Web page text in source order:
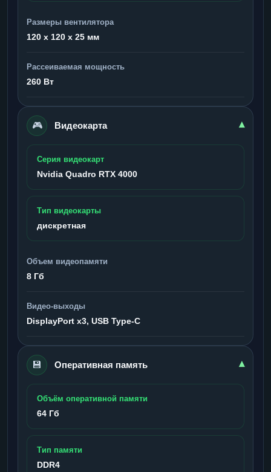
Размеры вентилятора
120 x 120 x 25 мм
Рассеиваемая мощность
260 Вт
🎮 Видеокарта ▾
Серия видеокарт
Nvidia Quadro RTX 4000
Тип видеокарты
дискретная
Объем видеопамяти
8 Гб
Видео-выходы
DisplayPort x3, USB Type-C
💾 Оперативная память ▾
Объём оперативной памяти
64 Гб
Тип памяти
DDR4